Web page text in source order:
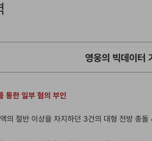
영웅의 빅데이터
통한 일부 혐의 부인
의 절반 이상을 차지하던 3건의 대형 전방 충